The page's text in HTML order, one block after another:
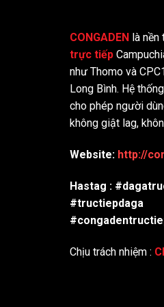
CONGADEN là
trực tiếp
như Thomo và
Long Bình. Hệ
cho phép người
không giật lag,
Website: http://
Hastag :
#tructiepdaga
Chịu trách nhiệm :